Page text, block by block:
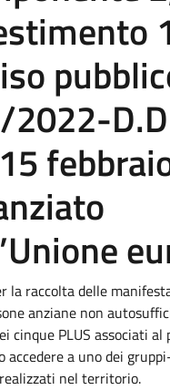
2022-
la raccolta delle
anziane non
cinque PLUS associati al
accedere a uno dei
nel territorio.